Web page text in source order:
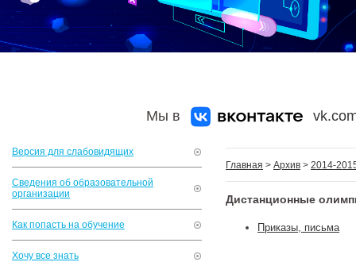
Мы в
Версия для слабовидящих
Сведения об образовательной
организации
Как попасть на обучение
Хочу все знать
Главная > Архив > 2014-
Дистанционные
Приказы, письма